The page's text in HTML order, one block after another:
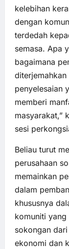
kelebihan
dengan
terdedah
semasa. Apa
bagaimana
diterjemahkan
penyelesaian
memberi
masyarakat,”
sesi
Beliau turut
perusahaan
memainkan
dalam
khususnya
komuniti yang
sokongan
ekonomi dan